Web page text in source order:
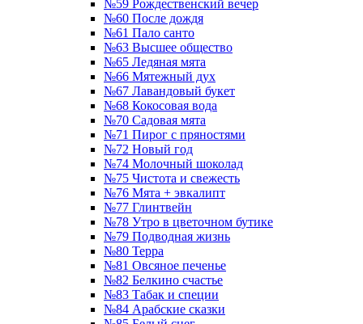
№59 Рождественский вечер
№60 После дождя
№61 Пало санто
№63 Высшее общество
№65 Ледяная мята
№66 Мятежный дух
№67 Лавандовый букет
№68 Кокосовая вода
№70 Садовая мята
№71 Пирог с пряностями
№72 Новый год
№74 Молочный шоколад
№75 Чистота и свежесть
№76 Мята + эвкалипт
№77 Глинтвейн
№78 Утро в цветочном бутике
№79 Подводная жизнь
№80 Терра
№81 Овсяное печенье
№82 Белкино счастье
№83 Табак и специи
№84 Арабские сказки